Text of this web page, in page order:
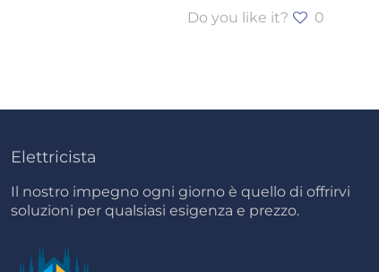
Do you like it? 0
Elettricista
Il nostro impegno ogni giorno è quello di offrirvi
soluzioni per qualsiasi esigenza e prezzo.